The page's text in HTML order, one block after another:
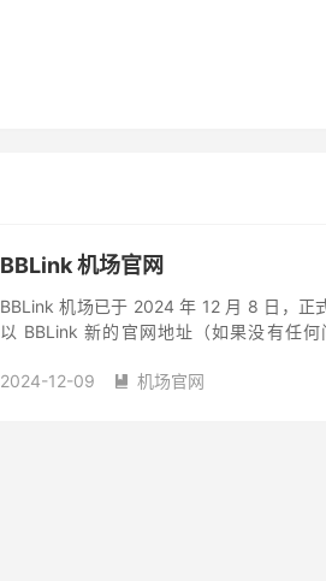
BBLink 机场官网
BBLink 机场已于 2024 年 12 月 8 日，正
以 BBLink 新的官网地址（如果没有任
2024-12-09  机场官网